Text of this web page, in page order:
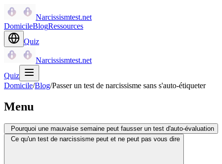
Narcissismtest.net
DomicileBlogRessources
Quiz
Narcissismtest.net
Quiz
Domicile/Blog/Passer un test de narcissisme sans s'auto-étiqueter
Menu
Pourquoi une mauvaise semaine peut fausser un test d'auto-évaluation
Ce qu'un test de narcissisme peut et ne peut pas vous dire